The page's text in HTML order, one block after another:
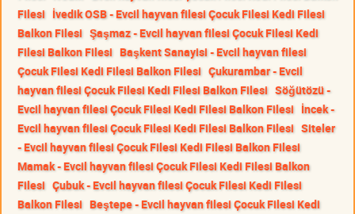
Filesi İvedik OSB - Evcil hayvan filesi Çocuk Filesi Kedi Filesi
Balkon Filesi Şaşmaz - Evcil hayvan filesi Çocuk Filesi Kedi
Filesi Balkon Filesi Başkent Sanayisi - Evcil hayvan filesi
Çocuk Filesi Kedi Filesi Balkon Filesi Çukurambar - Evcil
hayvan filesi Çocuk Filesi Kedi Filesi Balkon Filesi Söğütözü -
Evcil hayvan filesi Çocuk Filesi Kedi Filesi Balkon Filesi İncek -
Evcil hayvan filesi Çocuk Filesi Kedi Filesi Balkon Filesi Siteler
- Evcil hayvan filesi Çocuk Filesi Kedi Filesi Balkon Filesi
Mamak - Evcil hayvan filesi Çocuk Filesi Kedi Filesi Balkon
Filesi Çubuk - Evcil hayvan filesi Çocuk Filesi Kedi Filesi
Balkon Filesi Beştepe - Evcil hayvan filesi Çocuk Filesi Kedi